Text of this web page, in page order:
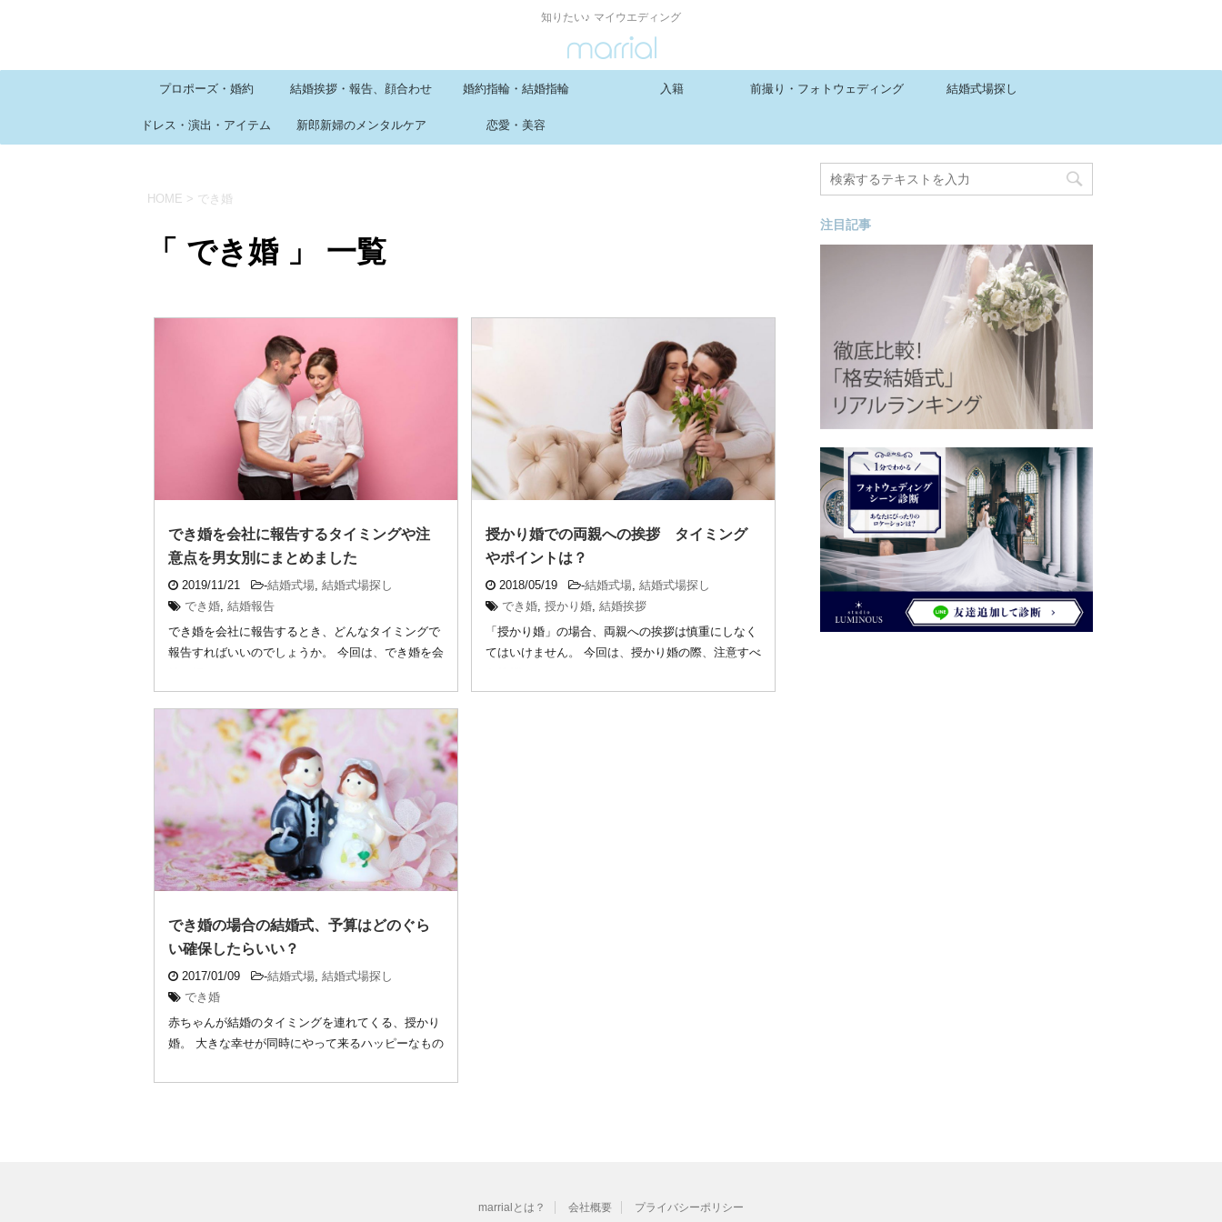
知りたい♪ マイウエディング
プロポーズ・婚約 結婚挨拶・報告、顔合わせ 婚約指輪・結婚指輪 入籍 前撮り・フォトウェディング 結婚式場探し
ドレス・演出・アイテム 新郎新婦のメンタルケア 恋愛・美容
HOME > でき婚
「 でき婚 」 一覧
でき婚を会社に報告するタイミングや注
意点を男女別にまとめました
2019/11/21 -結婚式場, 結婚式場探し
でき婚, 結婚報告
でき婚を会社に報告するとき、どんなタイミングで
報告すればいいのでしょうか。 今回は、でき婚を会
授かり婚での両親への挨拶 タイミング
やポイントは？
2018/05/19 -結婚式場,結婚式場探し
でき婚,授かり婚,結婚挨拶
「授かり婚」の場合、両親への挨拶は慎重にしなく
てはいけません。 今回は、授かり婚の際、注意すべ
でき婚の場合の結婚式、予算はどのぐら
い確保したらいい？
2017/01/09 -結婚式場 結婚式場探し
でき婚
赤ちゃんが結婚のタイミングを連れてくる、授かり
婚。 大きな幸せが同時にやって来るハッピーなもの
注目記事
marrialとは？ 会社概要 プライバシーポリシー